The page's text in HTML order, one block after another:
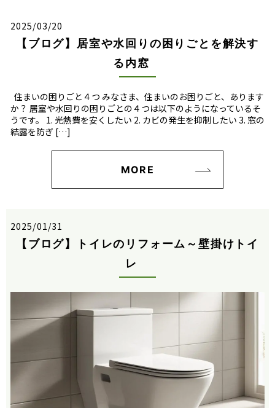
2025/03/20
【ブログ】居室や水回りの困りごとを解決す
る内窓
住まいの困りごと４つ みなさま、住まいのお困りごと、あります
か？ 居室や水回りの困りごとの４つは以下のようになっているそ
うです。 1. 光熱費を安くしたい 2. カビの発生を抑制したい 3. 窓の
結露を防ぎ […]
MORE
2025/01/31
【ブログ】トイレのリフォーム～壁掛けトイ
レ